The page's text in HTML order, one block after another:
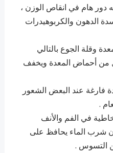
دور هام في انقاص الوزن ،
الدهون والكربوهيدرات
وقلة الجوع بالتالي
من أحماض المعدة ويخفف
عند البعض الشعور
.
في الفم والأنف
شرب الماء يحافظ على
التسوس .